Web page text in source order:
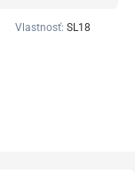
Vlastnosť: SL18